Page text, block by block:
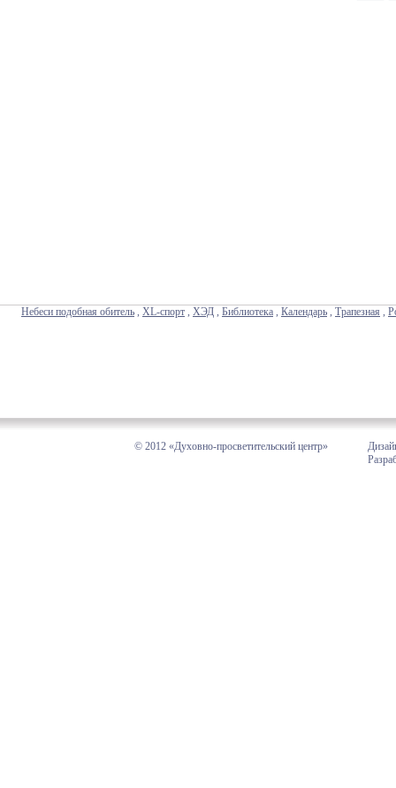
Небеси подобная обитель , XL-спорт , ХЭД , Библиотека , Календарь , Трапезная ,
© 2012 «Духовно-просветительский центр»